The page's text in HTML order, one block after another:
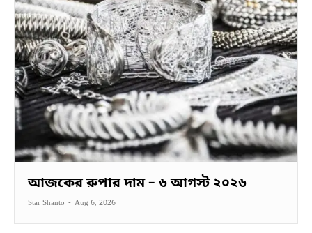
আজকের রুপার দাম – ৬ আগস্ট ২০২৬
Star Shanto - Aug 6, 2026